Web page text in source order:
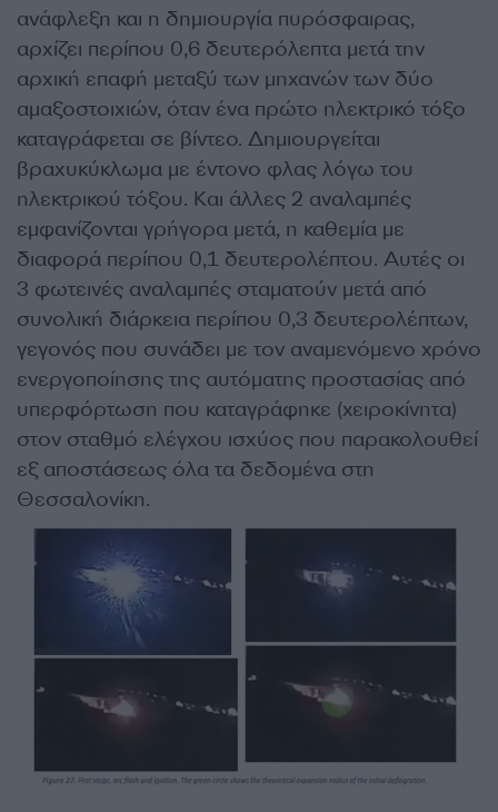
ανάφλεξη και η δημιουργία πυρόσφαιρας,
αρχίζει περίπου 0,6 δευτερόλεπτα μετά την
αρχική επαφή μεταξύ των μηχανών των δύο
αμαξοστοιχιών, όταν ένα πρώτο ηλεκτρικό τόξο
καταγράφεται σε βίντεο. Δημιουργείται
βραχυκύκλωμα με έντονο φλας λόγω του
ηλεκτρικού τόξου. Kαι άλλες 2 αναλαμπές
εμφανίζονται γρήγορα μετά, η καθεμία με
διαφορά περίπου 0,1 δευτερολέπτου. Αυτές οι
3 φωτεινές αναλαμπές σταματούν μετά από
συνολική διάρκεια περίπου 0,3 δευτερολέπτων,
γεγονός που συνάδει με τον αναμενόμενο χρόνο
ενεργοποίησης της αυτόματης προστασίας από
υπερφόρτωση που καταγράφηκε (χειροκίνητα)
στον σταθμό ελέγχου ισχύος που παρακολουθεί
εξ αποστάσεως όλα τα δεδομένα στη
Θεσσαλονίκη.